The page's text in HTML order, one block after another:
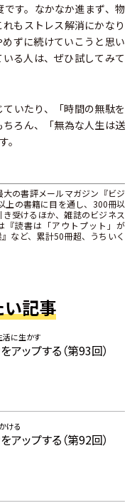
す。なかなか進まず、物
もストレス解消にかなり
ずに続けていこうと思い
る人は、ぜひ試してみて
いたり、「時間の無駄を
ろん、「無為な人生は送
。
の書評メールマガジン『ビジ
上の書籍に目を通し、300冊以
受けるほか、雑誌のビジネス
『読書は「アウトプット」が
など、累計50冊超、うちいく
い記事
活に生かす
ップする（第93回）
ける
ップする（第92回）